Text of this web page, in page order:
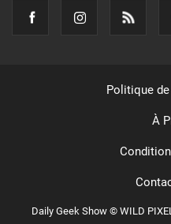
Daily Geek Show © WILD
Politique
À